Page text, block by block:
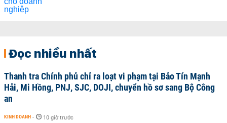
Đọc nhiều nhất
Thanh tra Chính phủ chỉ ra loạt vi phạm tại Bảo Tín Mạnh
Hải, Mi Hồng, PNJ, SJC, DOJI, chuyển hồ sơ sang Bộ Công
an
KINH DOANH - 10 giờ trước